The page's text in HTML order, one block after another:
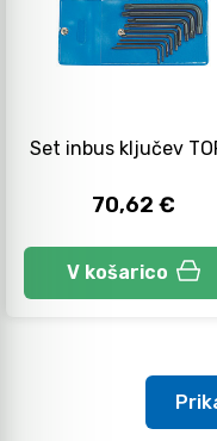
Set inbus ključev
70,62 €
V košarico